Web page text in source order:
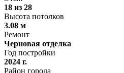
18 из 28
Высота потолков
3.08 м
Ремонт
Черновая отделка
Год постройки
2024 г.
Район города